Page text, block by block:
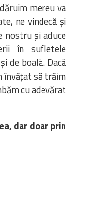
mereu va
ne vindecă și
nostru și aduce
în sufletele
de boală. Dacă
învățat să trăim
cu adevărat
dar doar prin